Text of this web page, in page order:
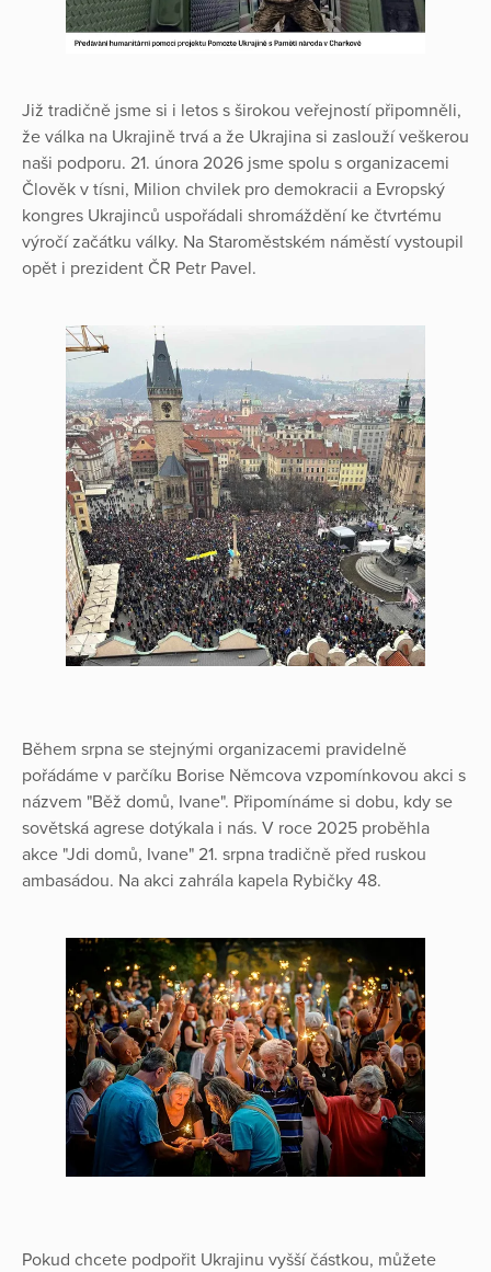
Již tradičně jsme si i letos s širokou veřejností připomněli,
že válka na Ukrajině trvá a že Ukrajina si zaslouží veškerou
naši podporu. 21. února 2026 jsme spolu s organizacemi
Člověk v tísni, Milion chvilek pro demokracii a Evropský
kongres Ukrajinců uspořádali shromáždění ke čtvrtému
výročí začátku války. Na Staroměstském náměstí vystoupil
opět i prezident ČR Petr Pavel.
Během srpna se stejnými organizacemi pravidelně
pořádáme v parčíku Borise Němcova vzpomínkovou akci s
názvem "Běž domů, Ivane". Připomínáme si dobu, kdy se
sovětská agrese dotýkala i nás. V roce 2025 proběhla
akce "Jdi domů, Ivane" 21. srpna tradičně před ruskou
ambasádou. Na akci zahrála kapela Rybičky 48.
Pokud chcete podpořit Ukrajinu vyšší částkou, můžete